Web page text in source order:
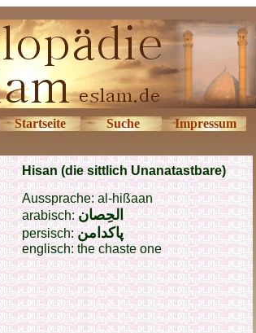
Startseite Suche Impressum
Hisan (die sittlich Unanatastbare)
Aussprache: al-hißaan
arabisch:الحِصان
persisch:پاکدامن
englisch:the chaste one